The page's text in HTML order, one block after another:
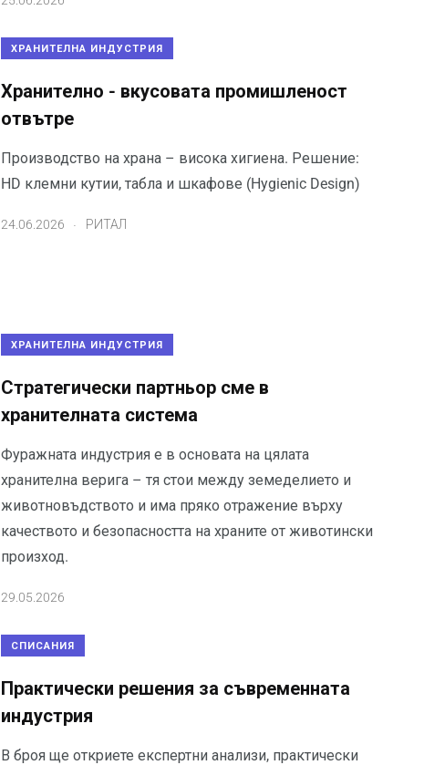
ХРАНИТЕЛНА ИНДУСТРИЯ
Хранително - вкусовата промишленост
отвътре
Производство на храна – висока хигиена. Решение:
HD клемни кутии, табла и шкафове (Hygienic Design)
24.06.2026 РИТАЛ
ХРАНИТЕЛНА ИНДУСТРИЯ
Стратегически партньор сме в
хранителната система
Фуражната индустрия е в основата на цялата
хранителна верига – тя стои между земеделието и
животновъдството и има пряко отражение върху
качеството и безопасността на храните от животински
произход.
29.05.2026
СПИСАНИЯ
Практически решения за съвременната
индустрия
В броя ще откриете експертни анализи, практически